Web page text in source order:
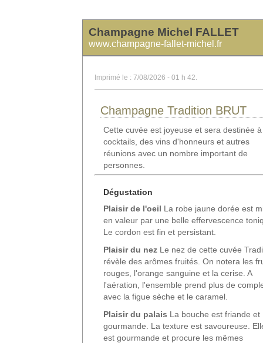
Champagne Michel FALLET
www.champagne-fallet-michel.fr
Imprimé le : 7/08/2026 - 01 h 42.
Champagne Tradition BRUT
Cette cuvée est joyeuse et sera destinée
cocktails, des vins d'honneurs et autres
réunions avec un nombre important de
personnes.
Dégustation
Plaisir de l'oeil La robe jaune dorée est
en valeur par une belle effervescence
Le cordon est fin et persistant.
Plaisir du nez Le nez de cette cuvée
révèle des arômes fruités. On notera les
rouges, l'orange sanguine et la cerise. A
l'aération, l'ensemble prend plus de
avec la figue sèche et le caramel.
Plaisir du palais La bouche est friande et
gourmande. La texture est savoureuse.
est gourmande et procure les mêmes